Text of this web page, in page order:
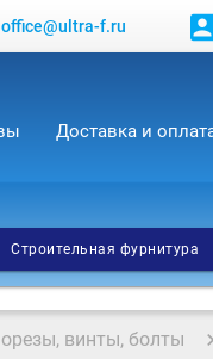
office@ultra-f.ru
Доставка и
Строительная фурнитура
винты, болты